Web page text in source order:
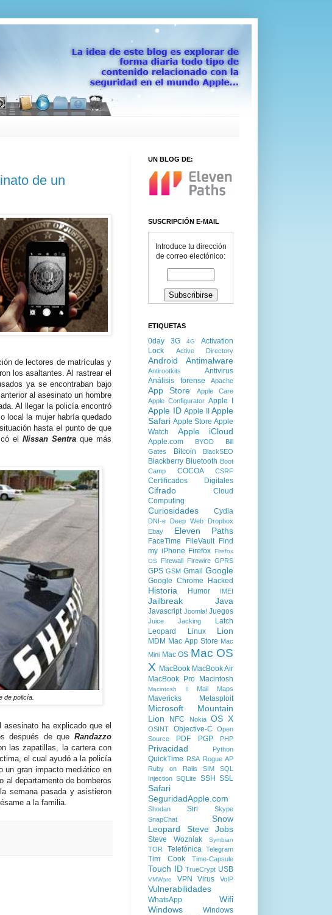
de un
de lectores de matrículas y
los asaltantes. Al rastrear el
ya se encontraban bajo
al asesinato un hombre
Al llegar la policía encontró
local la mujer habría quedado
hasta el punto de que
el Nissan Sentraque más
de policía.
ha explicado que el
después de que Randazzo
las zapatillas, la cartera con
el cual ayudó a la policía
un gran impacto mediático en
al departamento de bomberos
semana pasada y asistieron
a la familia.
UN BLOG DE:
SUSCRIPCIÓN E-MAIL
Introduce tu dirección
de correo electónico:
ETIQUETAS
0day 3G 4G
Activation
Lock
Active Directory
Android Antimalware
Antirootkits
Antivirus
Análisis forense
Apache
App Store
Apple Care
Apple Configurator Apple I
Apple ID Apple II
Apple
Safari Apple Store Apple
Watch
Apple iCloud
Apple.com BYOD
Bill
Gates
Bitcoin BlackSEO
Blackberry Bluetooth Boot
Camp
COCOA CSRF
Certificados Digitales
Cifrado
Cloud
Computing
Curiosidades Cydia
DNI-e Deep Web
Dropbox
Ebay
Eleven Paths
FaceTime FileVault
Find
my iPhone Firefox Firefox
OS
Firewall Firewire GPRS
GPS GSM Gmail Google
Google Chrome Hacked
Historia Humor IMEI
Jailbreak Java
Javascript Joomla! Juegos
Juice Jacking
Latch
Leopard
Linux Lion
MDM Mac App Store Mac
Mini Mac OS Mac OS
X MacBook MacBook Air
MacBook Pro
Macintosh
Macintosh II Mail Maps
Mavericks Metasploit
Microsoft
Mountain
Lion
NFC Nokia OS X
OSINT Objective-C
Open
Source
PDF PGP PHP
Privacidad Python
QuickTime RSA Rogue AP
Ruby on Rails
SIM
SQL
Injection SQLite SSH SSL
Safari
SeguridadApple.com
Shodan Siri
Skype
SnapChat
Snow
Leopard
Steve Jobs
Steve Wozniak Symbian
TOR Telefónica Telegram
Tim Cook Time-Capsule
Touch ID TrueCrypt USB
VMWare VPN Virus VoIP
Vulnerabilidades
WhatsApp
Wifi
Windows
Windows